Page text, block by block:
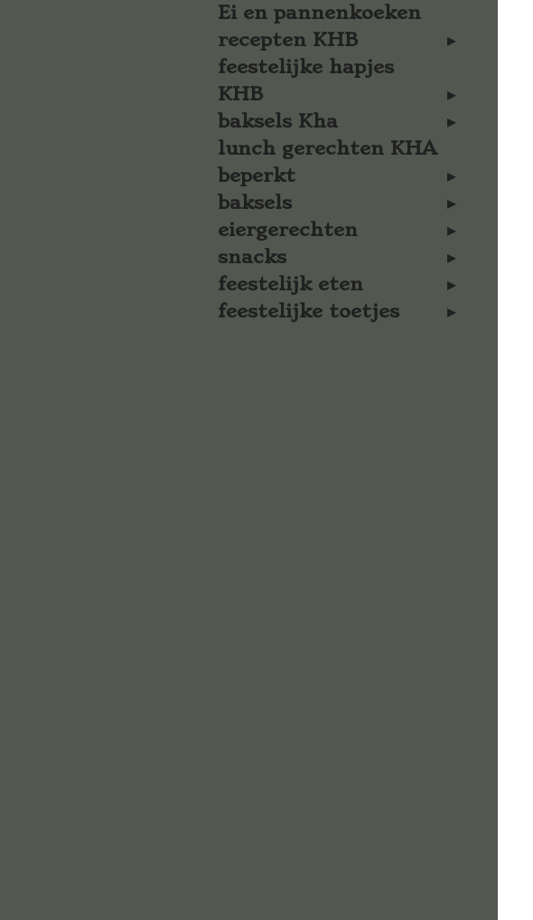
Ei en pannenkoeken
recepten KHB
feestelijke hapjes
KHB
baksels Kha
lunch gerechten KHA
beperkt
baksels
eiergerechten
snacks
feestelijk eten
feestelijke toetjes